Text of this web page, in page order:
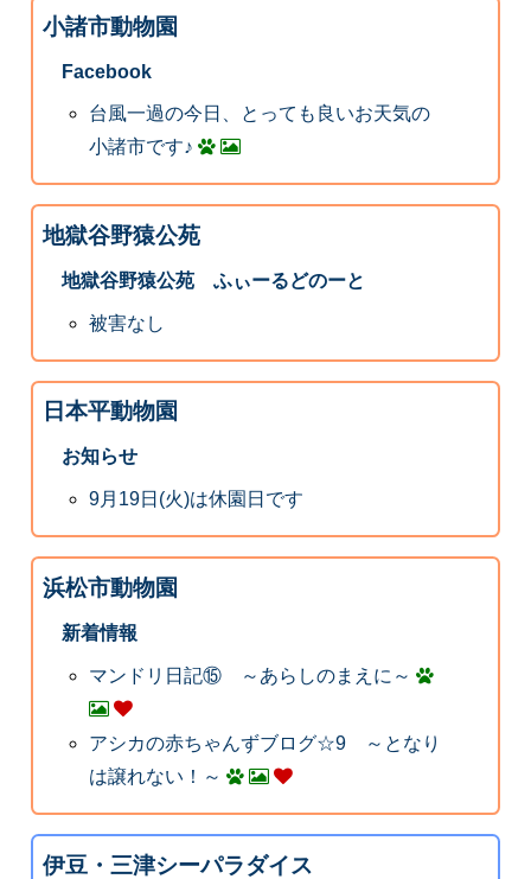
小諸市動物園
Facebook
台風一過の今日、とっても良いお天気の
小諸市です♪
地獄谷野猿公苑
地獄谷野猿公苑 ふぃーるどのーと
被害なし
日本平動物園
お知らせ
9月19日(火)は休園日です
浜松市動物園
新着情報
マンドリ日記⑮ ～あらしのまえに～
アシカの赤ちゃんずブログ☆9 ～となり
は譲れない！～
伊豆・三津シーパラダイス